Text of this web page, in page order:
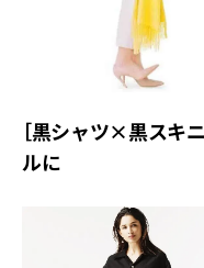
［黒シャツ×黒スキ
ルに